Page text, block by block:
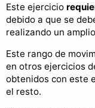
Este ejercicio
debido a que se
realizando un
Este rango de
en otros ejercicios
obtenidos con este
el resto.